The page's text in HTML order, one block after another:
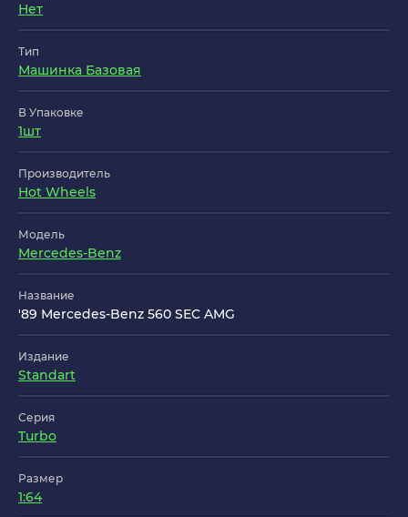
Нет
Тип
Машинка Базовая
В Упаковке
1шт
Производитель
Hot Wheels
Модель
Mercedes-Benz
Название
'89 Mercedes-Benz 560 SEC AMG
Издание
Standart
Серия
Turbo
Размер
1:64